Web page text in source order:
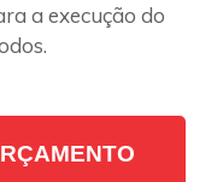
a execução do